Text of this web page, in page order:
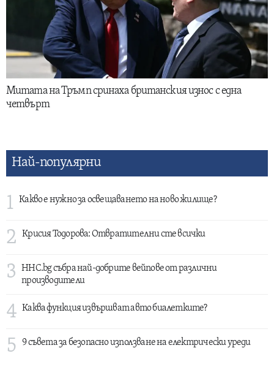
Митата на Тръмп сринаха британския износ с една
четвърт
Най-популярни
1 Какво е нужно за освещаването на ново жилище?
2 Крисия Тодорова: Отвратителни сте всички
3
HHC.bg събра най-добрите вейпове от различни
производители
4 Каква функция извършват авто биалетките?
5 9 съвета за безопасно използване на електрически уреди